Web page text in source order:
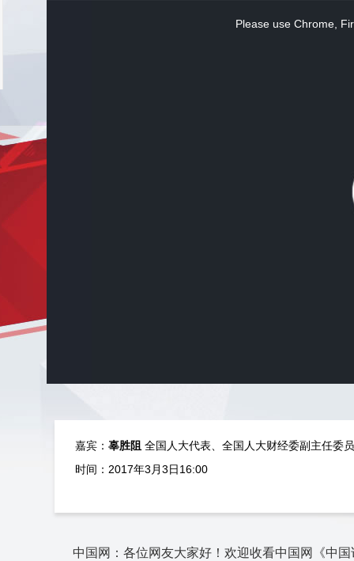
Please use Chrome,
嘉宾： 辜胜阻 全国人大代表、全国人大财经委副主任委员
时间：2017年3月3日16:00
中国网：各位网友大家好！欢迎收看中国网《中